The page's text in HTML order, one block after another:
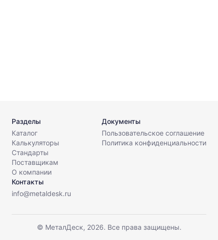
Разделы
Каталог
Калькуляторы
Стандарты
Поставщикам
О компании
Документы
Пользовательское соглашение
Политика конфиденциальности
Контакты
info@metaldesk.ru
© МеталДеск, 2026. Все права защищены.